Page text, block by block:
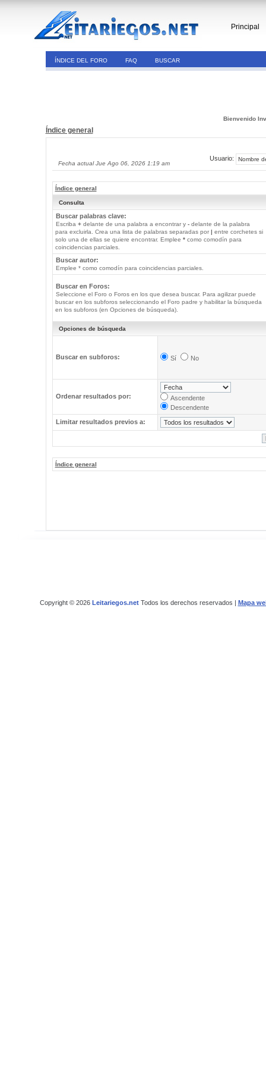
Principal
ÍNDICE DEL FORO FAQ BUSCAR
Bienvenido
Índice general
Fecha actual Jue Ago 06, 2026 1:19 am
Usuario:
Índice general
Consulta
Buscar palabras clave:
Escriba +delante de una palabra a encontrar y -delante de la palabra
para excluirla. Crea una lista de palabras separadas por | entre corchetes si
solo una de ellas se quiere encontrar. Emplee *como comodín para
coincidencias parciales.
Buscar autor:
Emplee * como comodín para coincidencias parciales.
Buscar en Foros:
Seleccione el Foro o Foros en los que desea buscar. Para agilizar puede
buscar en los subforos seleccionando el Foro padre y habilitar la búsqueda
en los subforos (en Opciones de búsqueda).
Opciones de búsqueda
Buscar en subforos: Sí No
Ordenar resultados por:
Ascendente
Descendente
Limitar resultados previos a:
Índice general
Copyright © 2026 Leitariegos.netTodos los derechos reservados | Mapa